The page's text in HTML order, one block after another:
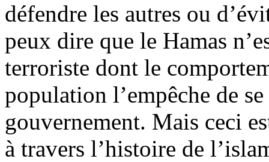
défendre les autres ou
peux dire que le Hamas
terroriste dont le
population l’empêche de
gouvernement. Mais ceci
à travers l’histoire de